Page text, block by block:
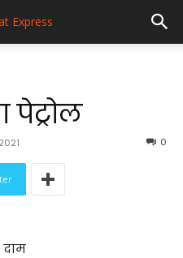
0
दाम